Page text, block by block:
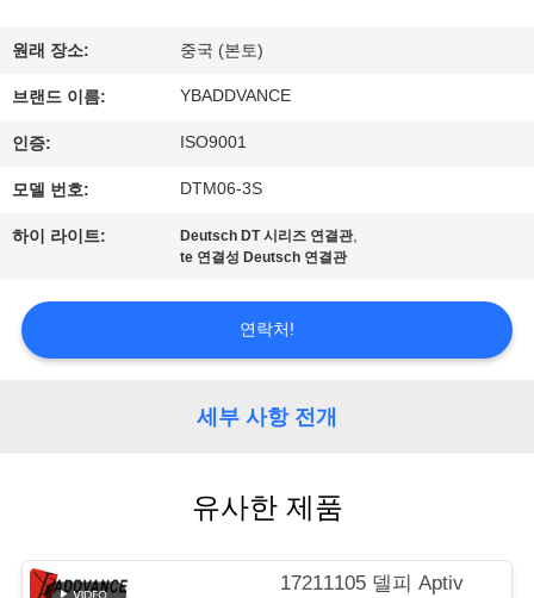
공
장
여
행
품
질
원래 장소: 중국 (본토)
브랜드 이름: YBADDVANCE
인증: ISO9001
모델 번호: DTM06-3S
하이 라이트: Deutsch DT 시리즈 연결관,
te 연결성 Deutsch 연결관
연락처!
세부 사항 전개
유사한 제품
17211105 델피 Aptiv